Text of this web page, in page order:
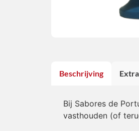
Beschrijving
Bij Sabores de
vasthouden (of